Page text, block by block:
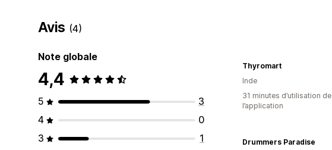
Avis (4)
Note globale
4,4
5
3
4
0
3
1
Thyromart
Inde
31 minutes d’utilisation de
l’application
Drummers Paradise